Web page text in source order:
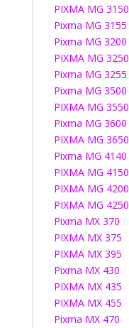
PIXMA MG 3150
Pixma MG 3155
Pixma MG 3200
PIXMA MG 3250
Pixma MG 3255
Pixma MG 3500
PIXMA MG 3550
Pixma MG 3600
PIXMA MG 3650
Pixma MG 4140
PIXMA MG 4150
PIXMA MG 4200
PIXMA MG 4250
Pixma MX 370
PIXMA MX 375
PIXMA MX 395
Pixma MX 430
PIXMA MX 435
PIXMA MX 455
Pixma MX 470